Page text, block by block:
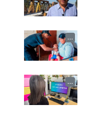
...
...